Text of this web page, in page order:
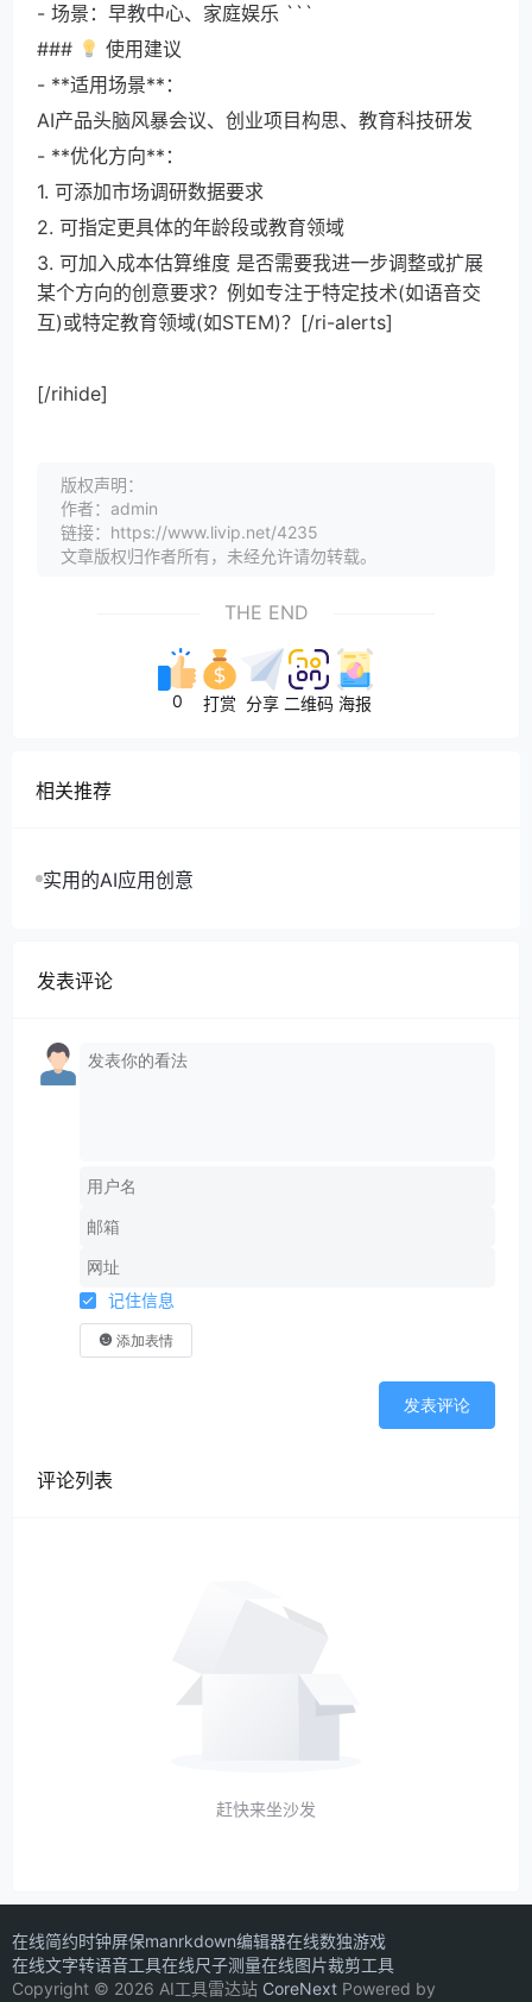
- 场景：早教中心、家庭娱乐 ```
###
使用建议
- **适用场景**：
AI产品头脑风暴会议、创业项目构思、教育科技研发
- **优化方向**：
1. 可添加市场调研数据要求
2. 可指定更具体的年龄段或教育领域
3. 可加入成本估算维度 是否需要我进一步调整或扩展
某个方向的创意要求？例如专注于特定技术(如语音交
互)或特定教育领域(如STEM)？[/ri-alerts]
[/rihide]
版权声明：
作者：admin
链接：https://www.livip.net/4235
文章版权归作者所有，未经允许请勿转载。
THE END
0 打赏 分享 二维码 海报
相关推荐
实用的AI应用创意
发表评论
记住信息
添加表情
发表评论
评论列表
赶快来坐沙发
在线简约时钟屏保manrkdown编辑器在线数独游戏
在线文字转语音工具在线尺子测量在线图片裁剪工具
Copyright © 2026 AI工具雷达站 CoreNext Powered by